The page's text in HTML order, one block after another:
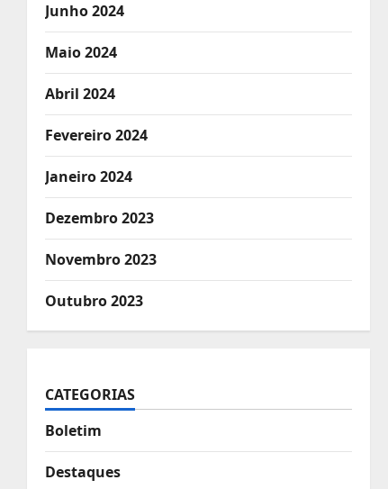
Junho 2024
Maio 2024
Abril 2024
Fevereiro 2024
Janeiro 2024
Dezembro 2023
Novembro 2023
Outubro 2023
CATEGORIAS
Boletim
Destaques